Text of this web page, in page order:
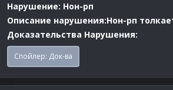
Нарушение: Нон-рп
Описание нарушения:Нон-рп
Доказательства Нарушения:
Спойлер: Док-ва